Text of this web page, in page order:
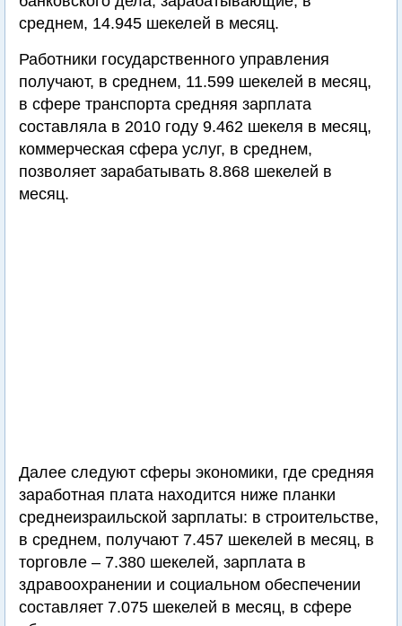
среднем, 14.945 шекелей в месяц.
Работники государственного управления
получают, в среднем, 11.599 шекелей в месяц,
в сфере транспорта средняя зарплата
составляла в 2010 году 9.462 шекеля в месяц,
коммерческая сфера услуг, в среднем,
позволяет зарабатывать 8.868 шекелей в
месяц.
Далее следуют сферы экономики, где средняя
заработная плата находится ниже планки
среднеизраильской зарплаты: в строительстве,
в среднем, получают 7.457 шекелей в месяц, в
торговле – 7.380 шекелей, зарплата в
здравоохранении и социальном обеспечении
составляет 7.075 шекелей в месяц, в сфере